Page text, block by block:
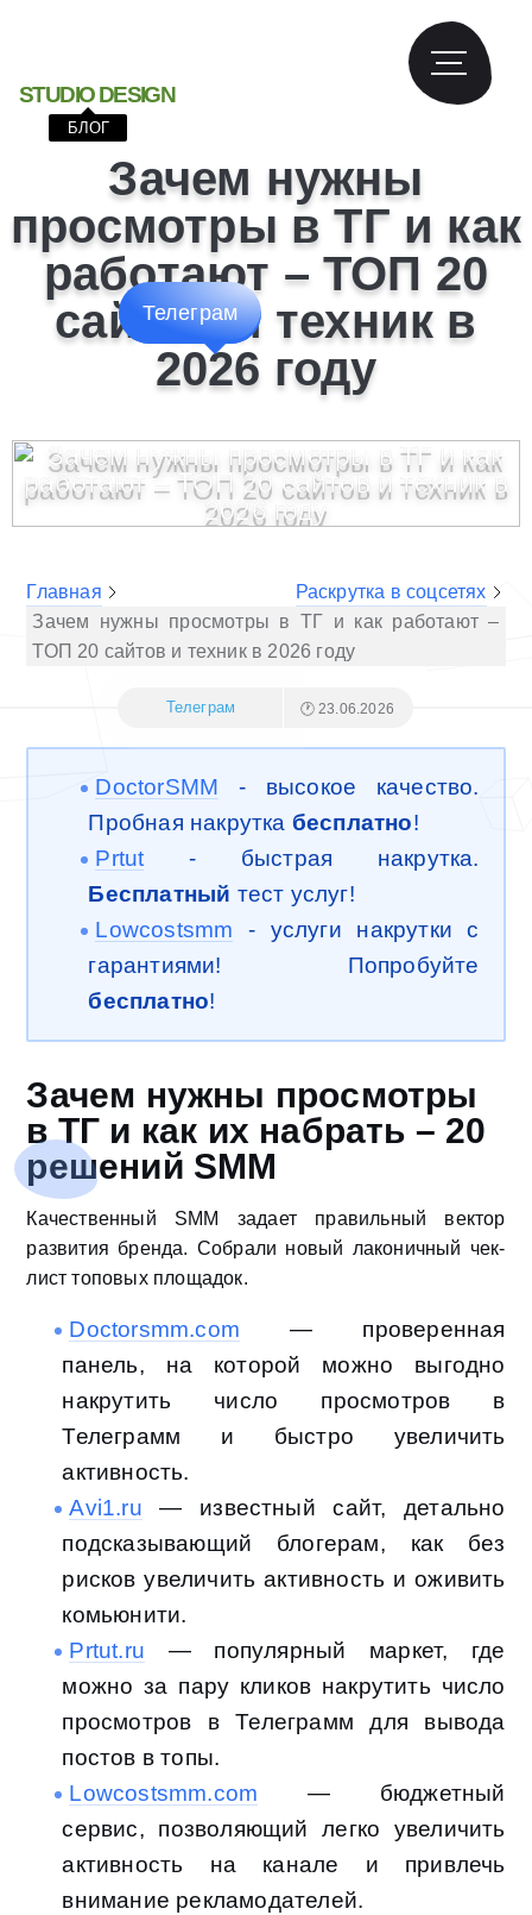
STUDIO DESIGN
БЛОГ
Зачем нужны
просмотры в ТГ и как
работают – ТОП 20
сайтов и техник в
2026 году
Телеграм
Главная
Раскрутка в соцсетях
Зачем нужны просмотры в ТГ и как работают –
ТОП 20 сайтов и техник в 2026 году
Телеграм 🕐 23.06.2026
DoctorSMM - высокое качество.
Пробная накрутка бесплатно!
Prtut - быстрая накрутка.
Бесплатный тест услуг!
Lowcostsmm - услуги накрутки с
гарантиями! Попробуйте
бесплатно!
Зачем нужны просмотры
в ТГ и как их набрать – 20
решений SMM
Качественный SMM задает правильный вектор
развития бренда. Собрали новый лаконичный чек-
лист топовых площадок.
Doctorsmm.com — проверенная
панель, на которой можно выгодно
накрутить число просмотров в
Телеграмм и быстро увеличить
активность.
Avi1.ru — известный сайт, детально
подсказывающий блогерам, как без
рисков увеличить активность и оживить
комьюнити.
Prtut.ru — популярный маркет, где
можно за пару кликов накрутить число
просмотров в Телеграмм для вывода
постов в топы.
Lowcostsmm.com — бюджетный
сервис, позволяющий легко увеличить
активность на канале и привлечь
внимание рекламодателей.